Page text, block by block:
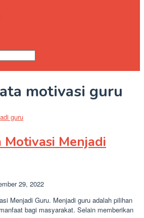
motivasi guru
Menjadi
29, 2022
Menjadi Guru. Menjadi guru adalah pilihan
bagi masyarakat. Selain memberikan